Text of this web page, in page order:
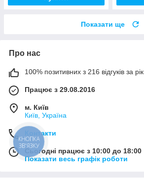
Показати ще
Про нас
100% позитивних з 216 відгуків за рік
Працює з 29.08.2016
м. Київ
Київ, Україна
Контакти
Сьогодні працює з 10:00 до 18:00
Показати весь графік роботи
КНОПКА
ЗВ'ЯЗКУ